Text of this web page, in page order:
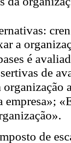
a
é
de
organização
empresa»;
de